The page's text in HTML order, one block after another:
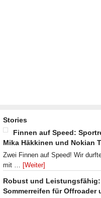
Stories
Finnen auf Speed:
Mika Häkkinen und Nokian
Zwei Finnen auf Speed! Wir
mit … [Weiter]
Robust und
Sommerreifen für Offroader